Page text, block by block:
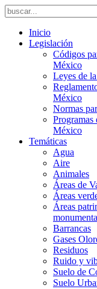
Inicio
Legislación
Códigos
México
Leyes de
México
Normas
Programas
México
Temáticas
Agua
Aire
Animales
Áreas de
Áreas
Áreas
Barrancas
Gases
Residuos
Ruido y
Suelo de
Suelo